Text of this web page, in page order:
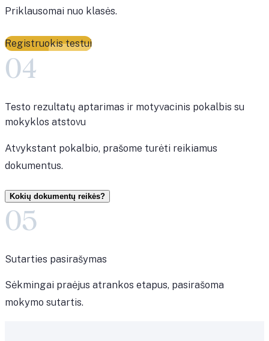
Priklausomai nuo klasės.
Registruokis testui
04
Testo rezultatų aptarimas ir motyvacinis pokalbis su
mokyklos atstovu
Atvykstant pokalbio, prašome turėti reikiamus
dokumentus.
Kokių dokumentų reikės?
05
Sutarties pasirašymas
Sėkmingai praėjus atrankos etapus, pasirašoma
mokymo sutartis.